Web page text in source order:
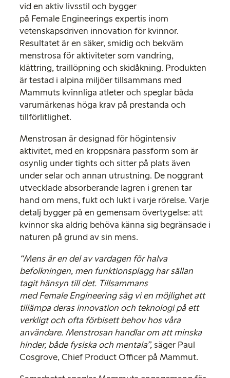
vid en aktiv livsstil och bygger
på Female Engineerings expertis inom
vetenskapsdriven innovation för kvinnor.
Resultatet är en säker, smidig och bekväm
menstrosa för aktiviteter som vandring,
klättring, traillöpning och skidåkning. Produkten
är testad i alpina miljöer tillsammans med
Mammuts kvinnliga atleter och speglar båda
varumärkenas höga krav på prestanda och
tillförlitlighet.
Menstrosan är designad för högintensiv
aktivitet, med en kroppsnära passform som är
osynlig under tights och sitter på plats även
under selar och annan utrustning. De noggrant
utvecklade absorberande lagren i grenen tar
hand om mens, fukt och lukt i varje rörelse. Varje
detalj bygger på en gemensam övertygelse: att
kvinnor ska aldrig behöva känna sig begränsade i
naturen på grund av sin mens.
“Mens är en del av vardagen för halva
befolkningen, men funktionsplagg har sällan
tagit hänsyn till det. Tillsammans
med Female Engineering såg vi en möjlighet att
tillämpa deras innovation och teknologi på ett
verkligt och ofta förbisett behov hos våra
användare. Menstrosan handlar om att minska
hinder, både fysiska och mentala”,säger Paul
Cosgrove, Chief Product Officer på Mammut.